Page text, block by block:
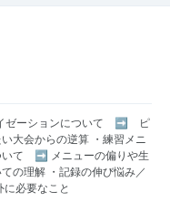
ゼーションについて ➡ ピ
大会からの逆算 ・練習メニ
いて ➡ メニューの偏りや生
の理解 ・記録の伸び悩み／
必要なこと